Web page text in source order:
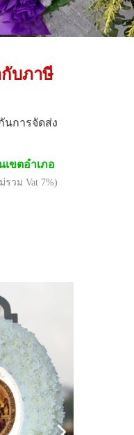
บภาษี
นการจัดส่ง
เขตอำเภอ
วม Vat 7%)